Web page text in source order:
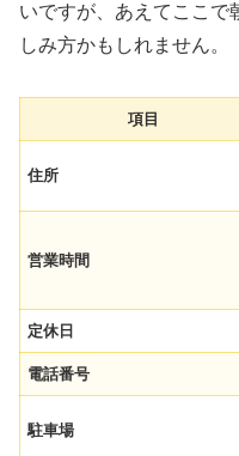
いですが、あえてここで
しみ方かもしれません。
項目
住所
営業時間
定休日
電話番号
駐車場